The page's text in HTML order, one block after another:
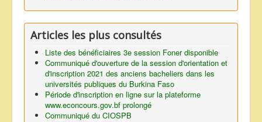
Articles les plus consultés
Liste des bénéficiaires 3e session Foner disponible
Communiqué d'ouverture de la session d'orientation et
d'inscription 2021 des anciens bacheliers dans les
universités publiques du Burkina Faso
Période d'inscription en ligne sur la plateforme
www.econcours.gov.bf prolongé
Communiqué du CIOSPB